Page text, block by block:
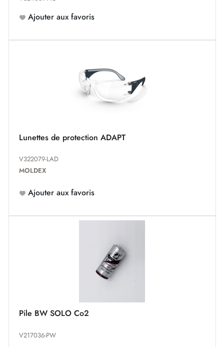
Ajouter aux favoris
Lunettes de protection ADAPT
V322079-LAD
MOLDEX
Ajouter aux favoris
Pile BW SOLO Co2
V217036-PW